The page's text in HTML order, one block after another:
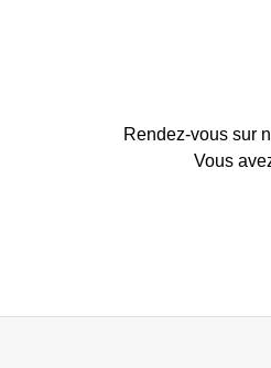
Rendez-vous sur
Vous